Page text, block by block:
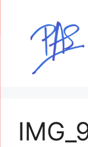
springen